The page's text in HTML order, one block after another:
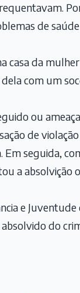
de
casa da
com um
ou
de
seguida,
a absolvição
e
do